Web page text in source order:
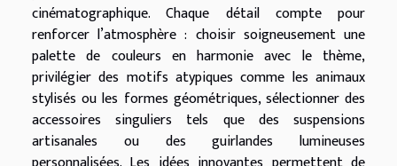
cinématographique. Chaque détail compte pour
renforcer l’atmosphère : choisir soigneusement une
palette de couleurs en harmonie avec le thème,
privilégier des motifs atypiques comme les animaux
stylisés ou les formes géométriques, sélectionner des
accessoires singuliers tels que des suspensions
artisanales ou des guirlandes lumineuses